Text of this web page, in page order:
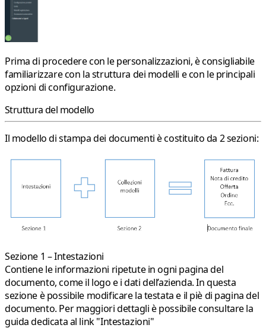
Prima di procedere con le personalizzazioni, è consigliabile
familiarizzare con la struttura dei modelli e con le principali
opzioni di configurazione.
Struttura del modello
Il modello di stampa dei documenti è costituito da 2 sezioni:
Sezione 1 – Intestazioni
Contiene le informazioni ripetute in ogni pagina del
documento, come il logo e i dati dell’azienda. In questa
sezione è possibile modificare la testata e il piè di pagina del
documento. Per maggiori dettagli è possibile consultare la
guida dedicata al link"Intestazioni"